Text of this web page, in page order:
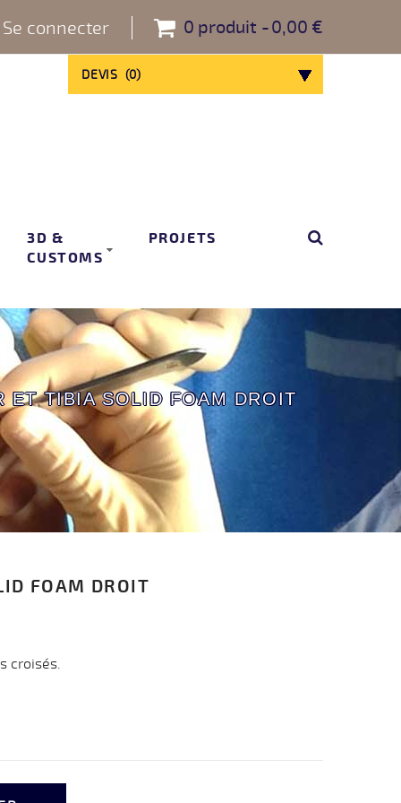
0 produit 0,00 €
Se connecter
DEVIS (0)
3D &
CUSTOMS
PROJETS
ET TIBIA SOLID FOAM DROIT
FOAM DROIT
croisés.